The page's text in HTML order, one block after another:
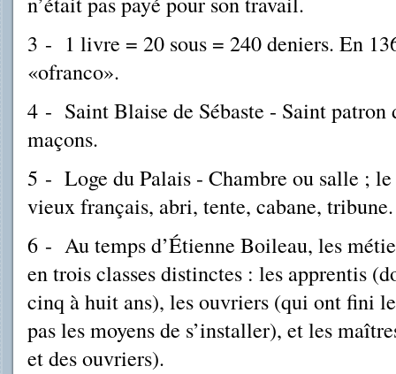
3 - 1 livre = 20 sous = 240 deniers. En
«ofranco».
4- Saint Blaise de Sébaste - Saint
maçons.
5 - Loge du Palais - Chambre ou salle ;
vieux français, abri, tente, cabane, tribune.
6- Au temps d’Étienne Boileau, les
en trois classes distinctes : les apprentis
cinq à huit ans), les ouvriers (qui ont fini
pas les moyens de s’installer), et les
et des ouvriers).